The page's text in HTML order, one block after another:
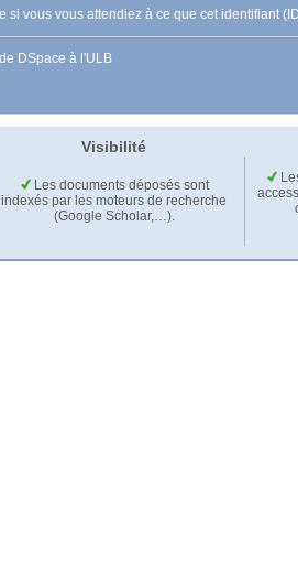
si vous vous attendiez à ce que cet identifiant
DSpace à l'ULB
Visibilité
Les documents déposés sont
indexés par les moteurs de recherche
(Google Scholar,…).